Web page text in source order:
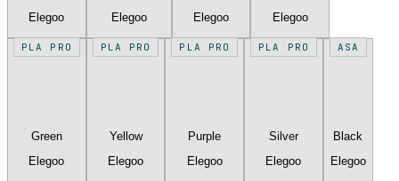
Elegoo
Elegoo
Elegoo
Elegoo
PLA PRO
Green
Elegoo
PLA PRO
Yellow
Elegoo
PLA PRO
Purple
Elegoo
PLA PRO
Silver
Elegoo
ASA
Black
Elegoo